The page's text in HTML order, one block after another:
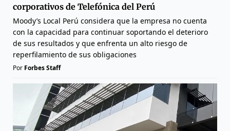
corporativos de Telefónica del Perú
Moody’s Local Perú considera que la empresa no cuenta
con la capacidad para continuar soportando el deterioro
de sus resultados y que enfrenta un alto riesgo de
reperfilamiento de sus obligaciones
Por Forbes Staff